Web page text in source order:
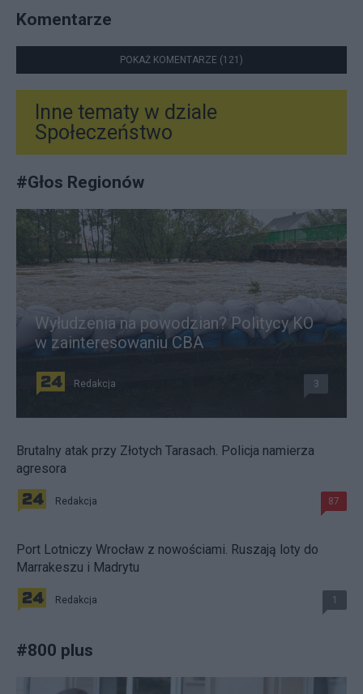
Komentarze
POKAŻ KOMENTARZE (121)
Inne tematy w dziale
Społeczeństwo
#Głos Regionów
Wyłudzenia na powodzian? Politycy KO
w zainteresowaniu CBA
Redakcja 3
Brutalny atak przy Złotych Tarasach. Policja namierza
agresora
Redakcja 87
Port Lotniczy Wrocław z nowościami. Ruszają loty do
Marrakeszu i Madrytu
Redakcja 1
#800 plus